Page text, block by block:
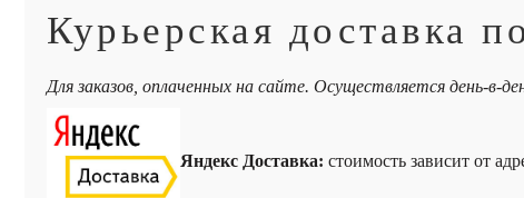
Курьерская доставка
Для заказов, оплаченных на сайте. Осуществляется день-в-
Яндекс Доставка: стоимость зависит от